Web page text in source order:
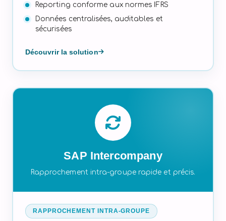
Reporting conforme aux normes IFRS
Données centralisées, auditables et
sécurisées
Découvrir la solution
SAP Intercompany
Rapprochement intra-groupe rapide et précis.
RAPPROCHEMENT INTRA-GROUPE